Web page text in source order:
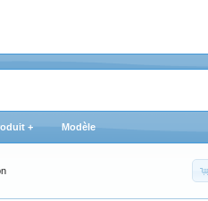
+ Modèle